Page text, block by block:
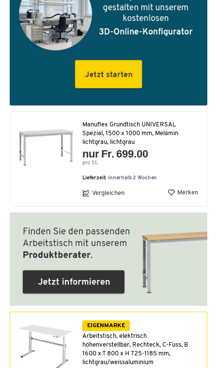
Manuflex Grundtisch UNIVERSAL
Spezial, 1500 x 1000 mm, Melamin
lichtgrau, lichtgrau
nur Fr. 699.00
pro St.
Lieferzeit: innerhalb 2 Wochen
Vergleichen Merken
EIGENMARKE
Arbeitstisch, elektrisch
höhenverstellbar, Rechteck, C-Fuss, B
1600 x T 800 x H 725-1185 mm,
lichtgrau/weissaluminium